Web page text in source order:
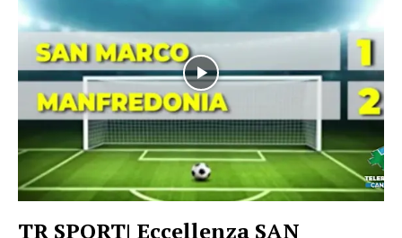
TR SPORT| Eccellenza SAN